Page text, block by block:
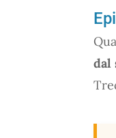
dal